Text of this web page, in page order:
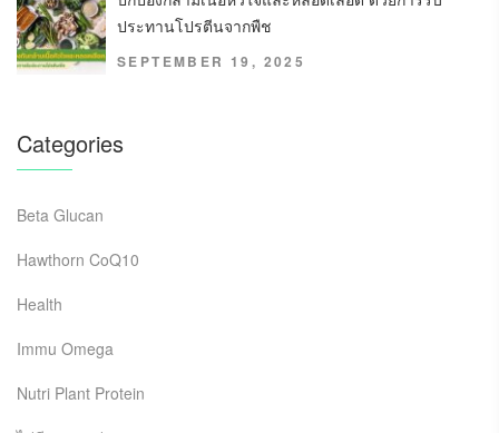
ประทานโปรตีนจากพืช
SEPTEMBER 19, 2025
Categories
Beta Glucan
Hawthorn CoQ10
Health
Immu Omega
Nutri Plant Protein